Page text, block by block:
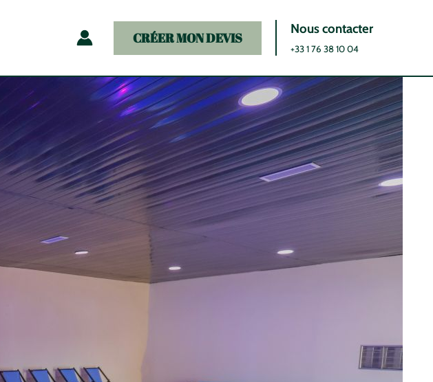
CRÉER MON DEVIS
Nous contacter
+33 1 76 38 10 04